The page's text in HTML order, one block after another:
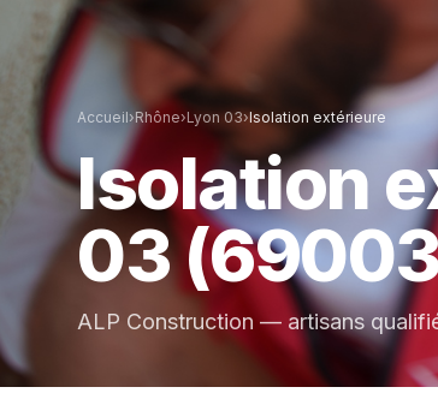
Accueil›Rhône›Lyon 03›Isolation extérieure
Isolation
03
ALP Construction — artisans